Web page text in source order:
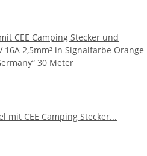
CEE Camping Stecker und
2,5mm² in Signalfarbe Orange
30 Meter